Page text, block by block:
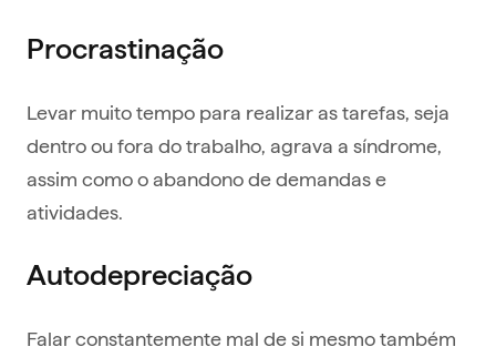
Procrastinação
Levar muito tempo para realizar as tarefas, seja
dentro ou fora do trabalho, agrava a síndrome,
assim como o abandono de demandas e
atividades.
Autodepreciação
Falar constantemente mal de si mesmo também